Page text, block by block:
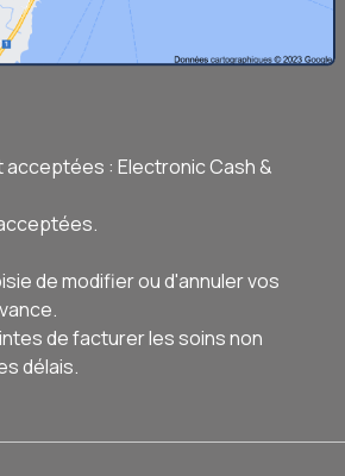
: Electronic Cash &
de modifier ou d'annuler vos
de facturer les soins non
délais.